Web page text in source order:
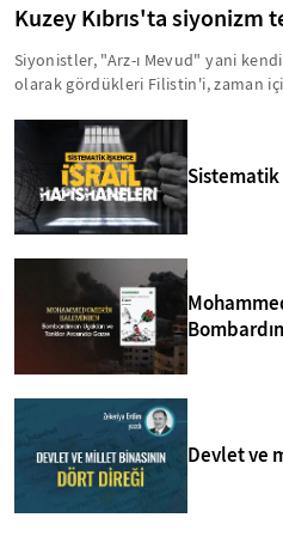
Kuzey Kıbrıs'ta siyonizm
Siyonistler, "Arz-ı Mevud" yani
olarak gördükleri Filistin'i, zaman
Kıbrıs'ı da Arz-ı Mevud'un içinde
vatanla ilgili birtakım sinsi
Kıbrıs'taki siyonizm tehdidi
Devlet ve